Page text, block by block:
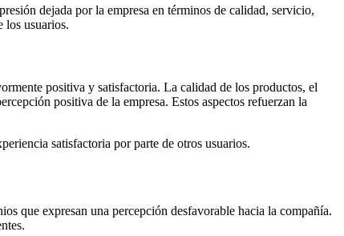
dejada por la empresa en términos de calidad, servicio,
los usuarios.
positiva y satisfactoria. La calidad de los productos, el
positiva de la empresa. Estos aspectos refuerzan la
satisfactoria por parte de otros usuarios.
que expresan una percepción desfavorable hacia la compañía.